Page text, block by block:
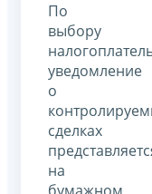
По
выбору
уведомление
о
сделках
на